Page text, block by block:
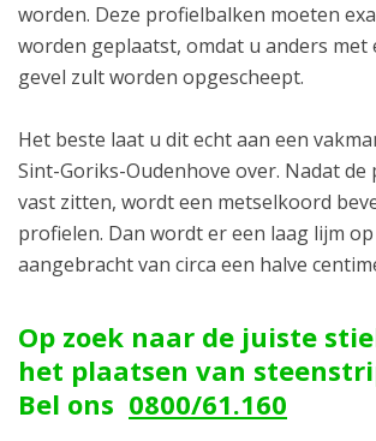
worden. Deze profielbalken moeten
worden geplaatst, omdat u anders met
gevel zult worden opgescheept.
Het beste laat u dit echt aan een
Sint-Goriks-Oudenhove over. Nadat
vast zitten, wordt een metselkoord
profielen. Dan wordt er een laag lijm
aangebracht van circa een halve
Op zoek naar de juiste
het plaatsen van
Bel ons 0800/61.160